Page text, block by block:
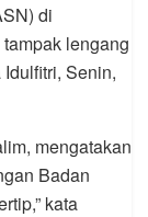
di
lengang
Senin,
mengatakan
Badan
kata